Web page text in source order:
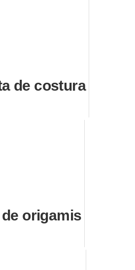
de costura
origamis